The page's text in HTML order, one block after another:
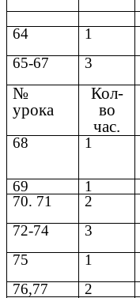
64
1
65-67
3
№
урока
Кол-
во
час.
68 1
69
1
70. 71
2
72-74
3
75
1
76,77
2